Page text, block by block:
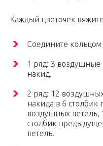
Каждый цветочек
Соедините
1 ряд: 3 воздушные
накид.
2 ряд: 12
накида в 6 столбик
воздушных петель,
столбик
петель.